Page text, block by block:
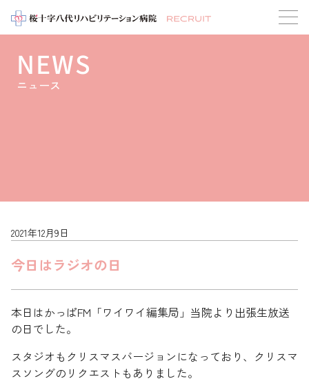
NEWS
ニュース
2021年12月9日
今日はラジオの日
本日はかっぱFM「ワイワイ編集局」当院より出張生放送
の日でした。
スタジオもクリスマスバージョンになっており、クリスマ
スソングのリクエストもありました。